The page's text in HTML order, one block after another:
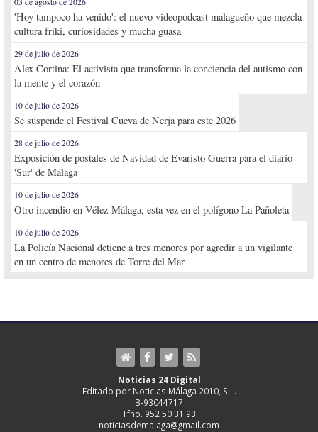
'Hoy tampoco ha venido': el nuevo videopodcast malagueño que mezcla
cultura friki, curiosidades y mucha guasa
29 de julio de 2026
Alex Cortina: El activista que transforma la conciencia del autismo con
la mente y el corazón
10 de julio de 2026
Se suspende el Festival Cueva de Nerja para este 2026
28 de julio de 2026
Exposición de postales de Navidad de Evaristo Guerra para el diario
'Sur' de Málaga
10 de julio de 2026
Otro incendio en Vélez-Málaga, esta vez en el polígono La Pañoleta
10 de julio de 2026
La Policía Nacional detiene a tres menores por agredir a un vigilante
en un centro de menores de Torre del Mar
Noticias 24 Digital
Editado por Noticias Málaga 2010, S.L.
B-93044717
Tfno. 952 50 31 93
noticiasdemalaga@gmail.com